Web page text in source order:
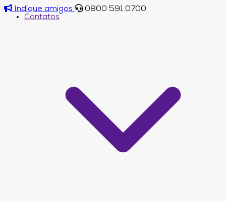
Indique amigos
0800 591 0700
Contatos